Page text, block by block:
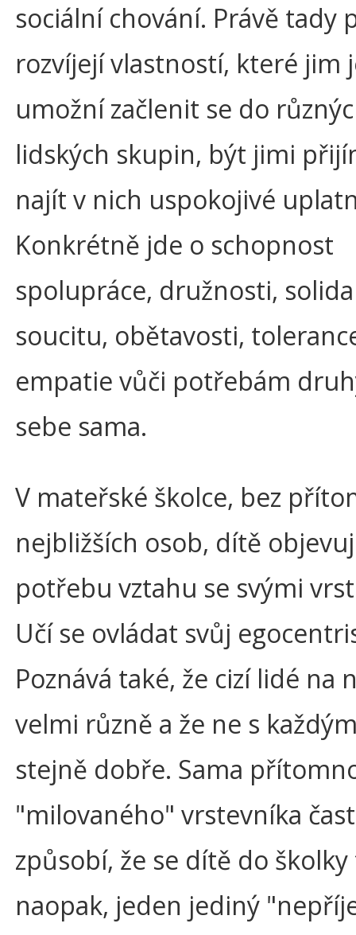
sociální chování. Právě tady
rozvíjejí vlastností, které jim
umožní začlenit se do
lidských skupin, být jimi
najít v nich uspokojivé
Konkrétně jde o schopnost
spolupráce, družnosti,
soucitu, obětavosti,
empatie vůči potřebám
sebe sama.
V mateřské školce, bez
nejbližších osob, dítě
potřebu vztahu se svými
Učí se ovládat svůj
Poznává také, že cizí lidé na
velmi různě a že ne s
stejně dobře. Sama
"milovaného" vrstevníka
způsobí, že se dítě do školky
naopak, jeden jediný